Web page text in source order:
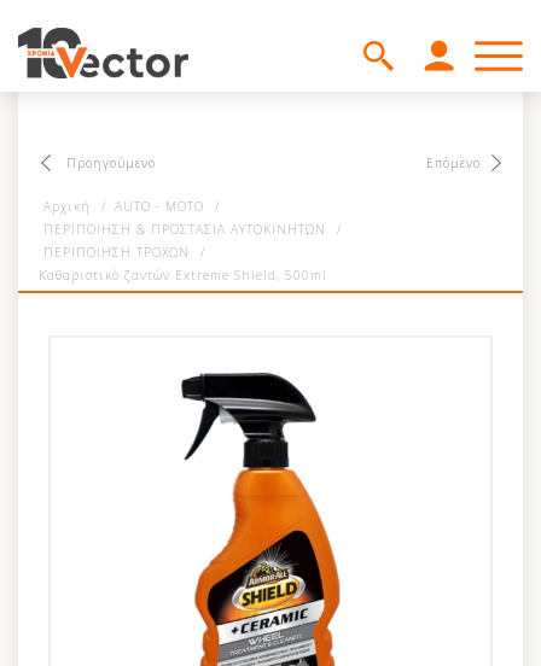
Προηγούμενο Επόμενο
Αρχική / AUTO - MOTO
/
ΠΕΡΙΠΟΙΗΣΗ & ΠΡΟΣΤΑΣΙΑ ΑΥΤΟΚΙΝΗΤΩΝ
/
ΠΕΡΙΠΟΙΗΣΗ ΤΡΟΧΩΝ
/
Kαθαριστικό ζαντών Extreme Shield, 500ml